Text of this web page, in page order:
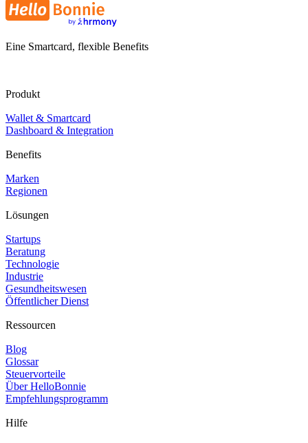
Eine Smartcard, flexible Benefits
Produkt
Wallet & Smartcard
Dashboard & Integration
Benefits
Marken
Regionen
Lösungen
Startups
Beratung
Technologie
Industrie
Gesundheitswesen
Öffentlicher Dienst
Ressourcen
Blog
Glossar
Steuervorteile
Über HelloBonnie
Empfehlungsprogramm
Hilfe